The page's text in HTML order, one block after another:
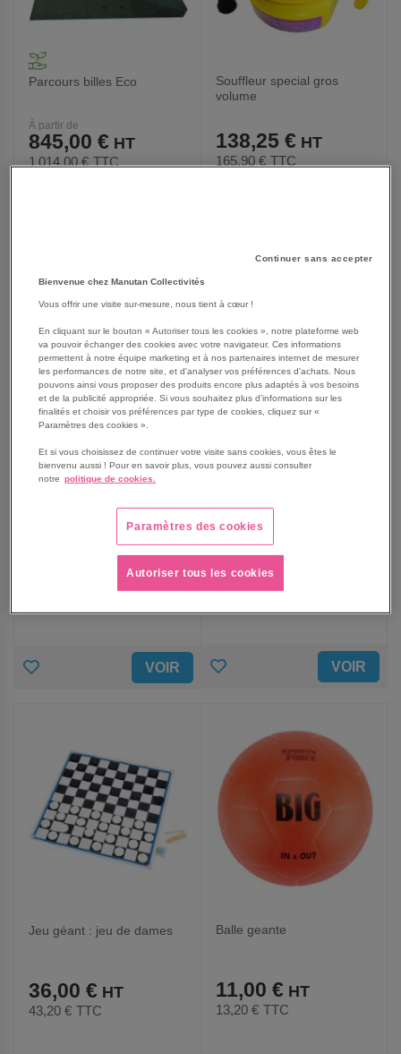
Parcours billes Eco
À partir de
845,00 €
1 014,00 € TTC
FAVORIS
Souffleur special gros
volume
138,25 €
165,90 € TTC
FAVORIS
Pions jeu de dames
AJOUTER VOIR
Jeu geant : puissance 4
75,50 €
AJOUTER VOIR
Jeu géant : jeu de dames
36,00 €
43,20 € TTC
Balle geante
11,00 €
13,20 € TTC
Continuer sans accepter
Bienvenue chez Manutan Collectivités
Vous offrir une visite sur-mesure, nous tient à cœur !
En cliquant sur le bouton « Autoriser tous les cookies », notre plateforme web
va pouvoir échanger des cookies avec votre navigateur. Ces informations
permettent à notre équipe marketing et à nos partenaires internet de mesurer
les performances de notre site, et d'analyser vos préférences d'achats. Nous
pouvons ainsi vous proposer des produits encore plus adaptés à vos besoins
et de la publicité appropriée. Si vous souhaitez plus d'informations sur les
finalités et choisir vos préférences par type de cookies, cliquez sur «
Paramètres des cookies ».
Et si vous choisissez de continuer votre visite sans cookies, vous êtes le
bienvenu aussi ! Pour en savoir plus, vous pouvez aussi consulter
notre politique de cookies.
Paramètres des cookies
Autoriser tous les cookies